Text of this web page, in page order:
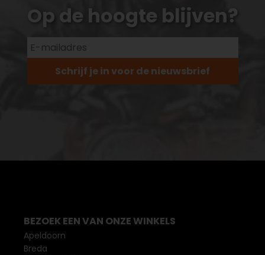
Op de hoogte blijven?
Schrijf je in voor de nieuwsbrief
BEZOEK EEN VAN ONZE WINKELS
Apeldoorn
Breda